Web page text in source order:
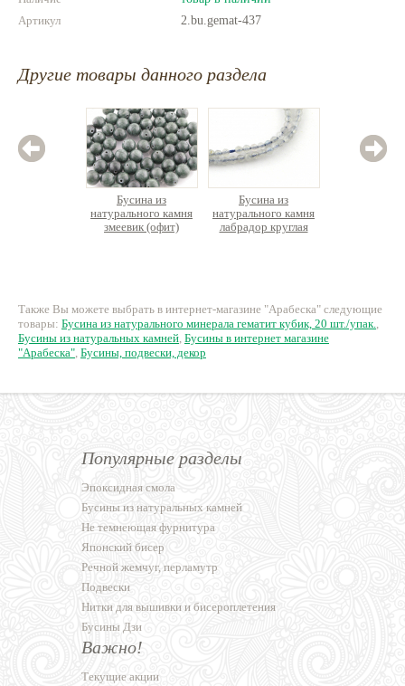
Артикул
2.bu.gemat-437
Другие товары данного раздела
Бусина из
натурального камня
змеевик (офит)
Бусина из
натурального камня
лабрадор круглая
Также Вы можете выбрать в интернет-магазине "Арабеска" следующие
товары: Бусина из натурального минерала гематит кубик, 20 шт./упак.,
Бусины из натуральных камней, Бусины в интернет магазине
"Арабеска", Бусины, подвески, декор
Популярные разделы
Эпоксидная смола
Бусины из натуральных камней
Не темнеющая фурнитура
Японский бисер
Речной жемчуг, перламутр
Подвески
Нитки для вышивки и бисероплетения
Бусины Дзи
Важно!
Текущие акции